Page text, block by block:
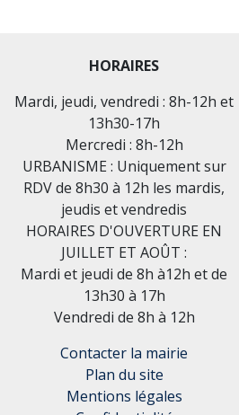
HORAIRES
Mardi, jeudi, vendredi : 8h-12h et
13h30-17h
Mercredi : 8h-12h
URBANISME : Uniquement sur
RDV de 8h30 à 12h les mardis,
jeudis et vendredis
HORAIRES D'OUVERTURE EN
JUILLET ET AOÛT :
Mardi et jeudi de 8h à12h et de
13h30 à 17h
Vendredi de 8h à 12h
Contacter la mairie
Plan du site
Mentions légales